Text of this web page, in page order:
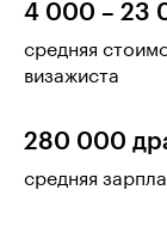
4 000 – 23
средняя
визажиста
280 000
средняя